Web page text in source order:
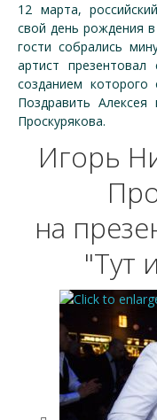
12 марта,
свой день рождения
гости собрались
артист презентовал
созданием которого
Поздравить
Проскурякова.
Игорь
на
"Тут